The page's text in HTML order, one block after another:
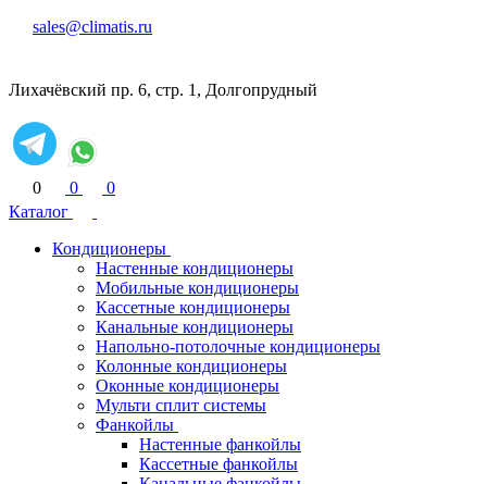
sales@climatis.ru
Лихачёвский пр. 6, стр. 1, Долгопрудный
0 0
0
Каталог
Кондиционеры
Настенные кондиционеры
Мобильные кондиционеры
Кассетные кондиционеры
Канальные кондиционеры
Напольно-потолочные кондиционеры
Колонные кондиционеры
Оконные кондиционеры
Мульти сплит системы
Фанкойлы
Настенные фанкойлы
Кассетные фанкойлы